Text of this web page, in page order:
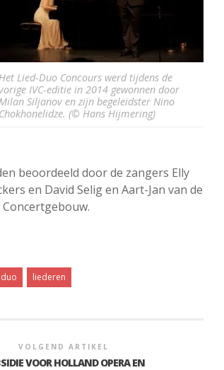
Het Lied-Duo Concours werd tijdens de
vorige IVC-editie in 2014 gewonnen door
Siljanov en zijn begeleidster Nino
Chokhonelidze. (© Hans Hijmering)
beoordeeld door de zangers Elly
en David Selig en Aart-Jan van de
liederen
VOLGEND ARTIKEL
VOOR HOLLAND OPERA EN